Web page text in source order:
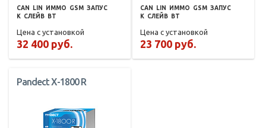
CAN LIN ИММО GSM ЗАПУС
К СЛЕЙВ BT
Цена с установкой
32 400 руб.
CAN LIN ИММО GSM ЗАПУС
К СЛЕЙВ BT
Цена с установкой
23 700 руб.
Pandect X-1800 R